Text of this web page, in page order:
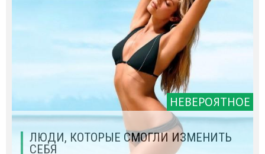
НЕВЕРОЯТНОЕ
ЛЮДИ, КОТОРЫЕ СМОГЛИ ИЗМЕНИТЬ
СЕБЯ